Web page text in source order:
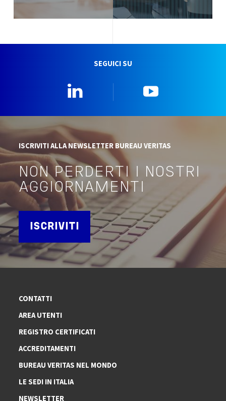
SEGUICI SU
ISCRIVITI ALLA NEWSLETTER BUREAU VERITAS
NON PERDERTI I NOSTRI
AGGIORNAMENTI
ISCRIVITI
CONTATTI
AREA UTENTI
REGISTRO CERTIFICATI
ACCREDITAMENTI
BUREAU VERITAS NEL MONDO
LE SEDI IN ITALIA
NEWSLETTER